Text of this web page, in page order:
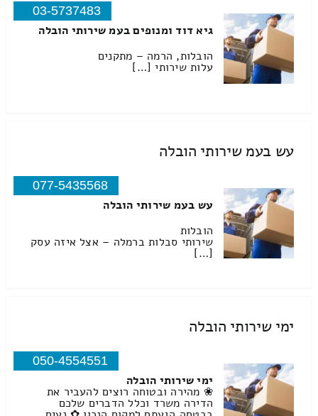
03-5737483
גיא דוד ומנופים בעמ שירותי הובלה
הובלות, הרמה – מתקנים
עלות שירותי […]
עש בעמ שירותי הובלה
077-5435568
עש בעמ שירותי הובלה
הובלות
שירותי סבלות ברמלה – אצל איזה עסק
[…]
ימי שירותי הובלה
050-4554551
ימי שירותי הובלה
❀ מהירה ובטוחה רוצים להעביר את
הדירה משרד וכלל הדברים שלכם